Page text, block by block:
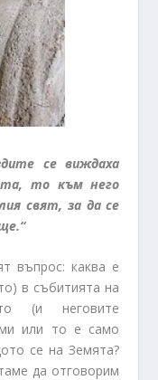
се виждаха
то към него
свят, за да се
въпрос: каква е
в събитията на
(и неговите
или то е само
се на Земята?
да отговорим